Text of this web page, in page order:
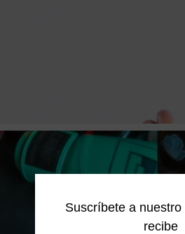
Suscríbete a nuestro
recibe